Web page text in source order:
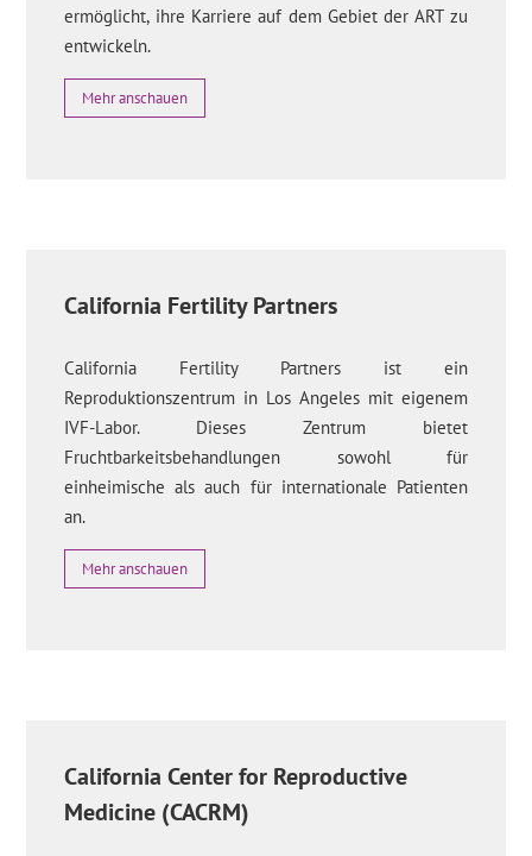
ermöglicht, ihre Karriere auf dem Gebiet der ART zu
entwickeln.
Mehr anschauen
California Fertility Partners
California Fertility Partners ist ein
Reproduktionszentrum in Los Angeles mit eigenem
IVF-Labor. Dieses Zentrum bietet
Fruchtbarkeitsbehandlungen sowohl für
einheimische als auch für internationale Patienten
an.
Mehr anschauen
California Center for Reproductive
Medicine (CACRM)